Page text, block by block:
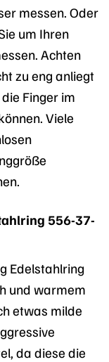
messen. Oder
um Ihren
Achten
zu eng anliegt
Finger im
Viele
556-37-
Edelstahlring
und warmem
etwas milde
da diese die